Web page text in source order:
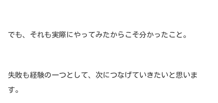
でも、それも実際にやってみたからこそ分かったこと。
失敗も経験の一つとして、次につなげていきたいと思いま
す。